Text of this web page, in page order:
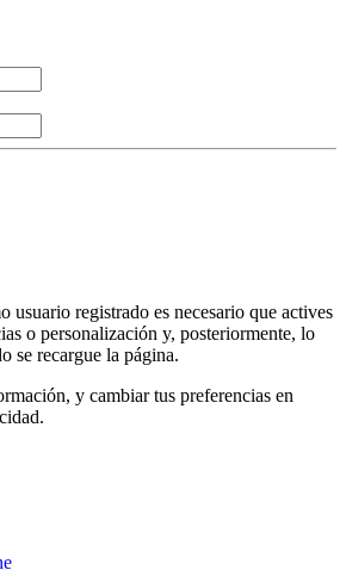
usuario registrado es necesario que actives
o personalización y, posteriormente, lo
se recargue la página.
y cambiar tus preferencias en
.